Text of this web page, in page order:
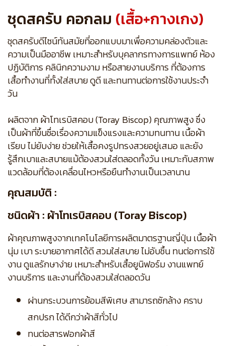
ชุดสครับ คอกลม (เสื้อ+กางเกง)
ชุดสครับดีไซน์ทันสมัยที่ออกแบบมาเพื่อความคล่องตัวและ
ความเป็นมืออาชีพ เหมาะสำหรับบุคลากรทางการแพทย์ ห้อง
ปฏิบัติการ คลินิกความงาม หรือสายงานบริการ ที่ต้องการ
เสื้อทำงานที่ทั้งใส่สบาย ดูดี และทนทานต่อการใช้งานประจำ
วัน
ผลิตจาก ผ้าโทเรบิสคอบ (Toray Biscop) คุณภาพสูง ซึ่ง
เป็นผ้าที่ขึ้นชื่อเรื่องความแข็งแรงและความทนทาน เนื้อผ้า
เรียบ ไม่ยับง่าย ช่วยให้เสื้อคงรูปทรงสวยอยู่เสมอ และยัง
รู้สึกเบาและสบายแม้ต้องสวมใส่ตลอดทั้งวัน เหมาะกับสภาพ
แวดล้อมที่ต้องเคลื่อนไหวหรือยืนทำงานเป็นเวลานาน
คุณสมบัติ :
ชนิดผ้า : ผ้าโทเรบิสคอบ (Toray Biscop)
ผ้าคุณภาพสูงจากเทคโนโลยีการผลิตมาตรฐานญี่ปุ่น เนื้อผ้า
นุ่ม เบา ระบายอากาศได้ดี สวมใส่สบาย ไม่อับชื้น ทนต่อการใช้
งาน ดูแลรักษาง่าย เหมาะสำหรับเสื้อยูนิฟอร์ม งานแพทย์
งานบริการ และงานที่ต้องสวมใส่ตลอดวัน
ผ่านกระบวนการย้อมสีพิเศษ สามารถซักล้าง คราบ
สกปรก ได้ดีกว่าผ้าสีทั่วไป
ทนต่อสารฟอกผ้าสี